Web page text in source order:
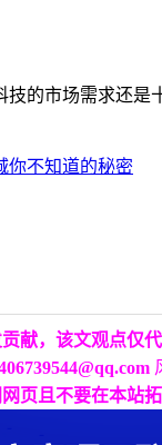
的市场需求还
献，该文观点仅
页且不要在本站